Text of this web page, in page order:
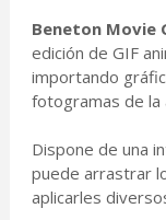
Beneton Movie
edición de GIF
importando
fotogramas de la
Dispone de una
puede arrastrar
aplicarles